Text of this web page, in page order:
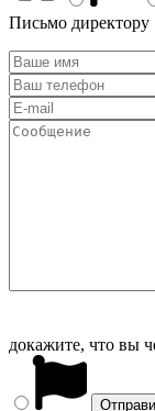
Письмо директору
докажите, что вы